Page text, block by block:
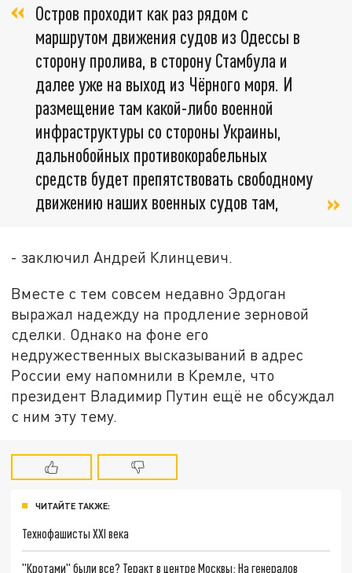
Остров проходит как раз рядом с
маршрутом движения судов из Одессы в
сторону пролива, в сторону Стамбула и
далее уже на выход из Чёрного моря. И
размещение там какой-либо военной
инфраструктуры со стороны Украины,
дальнобойных противокорабельных
средств будет препятствовать свободному
движению наших военных судов там,
- заключил Андрей Клинцевич.
Вместе с тем совсем недавно Эрдоган
выражал надежду на продление зерновой
сделки. Однако на фоне его
недружественных высказываний в адрес
России ему напомнили в Кремле, что
президент Владимир Путин ещё не обсуждал
с ним эту тему.
ЧИТАЙТЕ ТАКЖЕ:
Технофашисты XXI века
"Кротами" были все? Теракт в центре Москвы: На генералов